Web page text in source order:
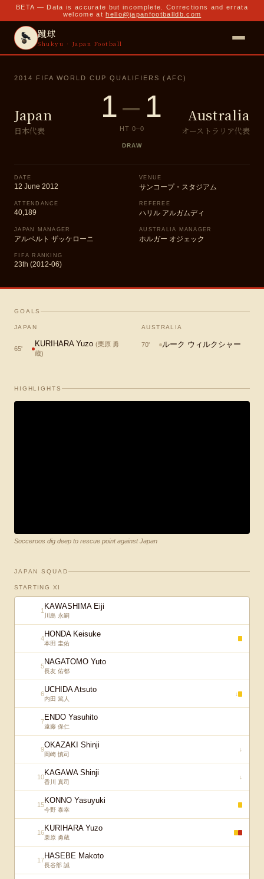
BETA — Data is accurate but incomplete. Corrections and errata
welcome at hello@japanfootballdb.com
蹴球
Shukyu · Japan Football
2014 FIFA WORLD CUP QUALIFIERS (AFC)
Japan
日本代表
1– 1
HT 0–0
DRAW
Australia
オーストラリア代表
DATE
12 June 2012
VENUE
サンコープ・スタジアム
ATTENDANCE
40,189
REFEREE
ハリル アルガムディ
JAPAN MANAGER
アルベルト ザッケローニ
AUSTRALIA MANAGER
ホルガー オジェック
FIFA RANKING
23th (2012-06)
GOALS
JAPAN
65'
KURIHARA Yuzo (栗原 勇
蔵)
AUSTRALIA
70' ルーク ウィルクシャー
HIGHLIGHTS
Socceroos dig deep to rescue point against Japan
JAPAN SQUAD
STARTING XI
1 KAWASHIMA Eiji
川島 永嗣
4HONDA Keisuke
本田 圭佑
5NAGATOMO Yuto
長友 佑都
6UCHIDA Atsuto
内田 篤人
↓
7ENDO Yasuhito
遠藤 保仁
9OKAZAKI Shinji
岡崎 慎司
↓
10KAGAWA Shinji
香川 真司
↓
15KONNO Yasuyuki
今野 泰幸
16KURIHARA Yuzo
栗原 勇蔵
17HASEBE Makoto
長谷部 誠